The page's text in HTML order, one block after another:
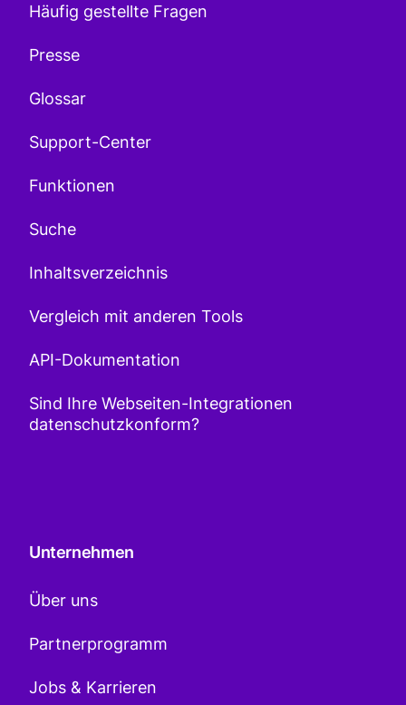
Häufig gestellte Fragen
Presse
Glossar
Support-Center
Funktionen
Suche
Inhaltsverzeichnis
Vergleich mit anderen Tools
API-Dokumentation
Sind Ihre Webseiten-Integrationen
datenschutzkonform?
Unternehmen
Über uns
Partnerprogramm
Jobs & Karrieren